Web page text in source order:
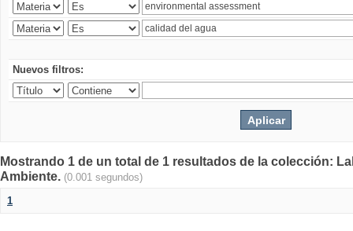
Nuevos filtros:
Mostrando 1 de un total de 1 resultados de la colección:
Ambiente. (0.001 segundos)
1